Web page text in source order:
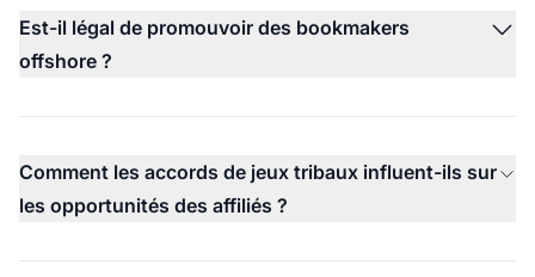
Est-il légal de promouvoir des bookmakers
offshore ?
Comment les accords de jeux tribaux influent-ils sur
les opportunités des affiliés ?